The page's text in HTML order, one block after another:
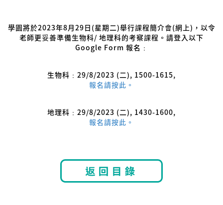
學園將於2023年8月29日(星期二)舉行課程簡介會(網上)，以令
老師更妥善準備生物科/ 地理科的考察課程。請登入以下
Google Form 報名﹕
生物科﹕29/8/2023 (二), 1500-1615,
報名請按此。
地理科﹕29/8/2023 (二), 1430-1600,
報名請按此。